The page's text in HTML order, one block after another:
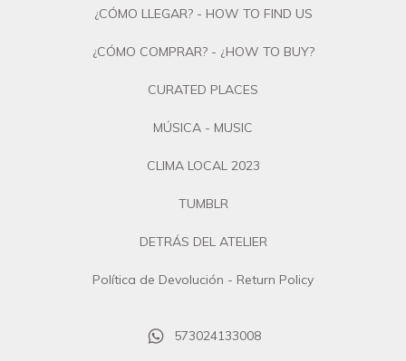
¿CÓMO LLEGAR? - HOW TO FIND US
¿CÓMO COMPRAR? - ¿HOW TO BUY?
CURATED PLACES
MÚSICA - MUSIC
CLIMA LOCAL 2023
TUMBLR
DETRÁS DEL ATELIER
Política de Devolución - Return Policy
573024133008